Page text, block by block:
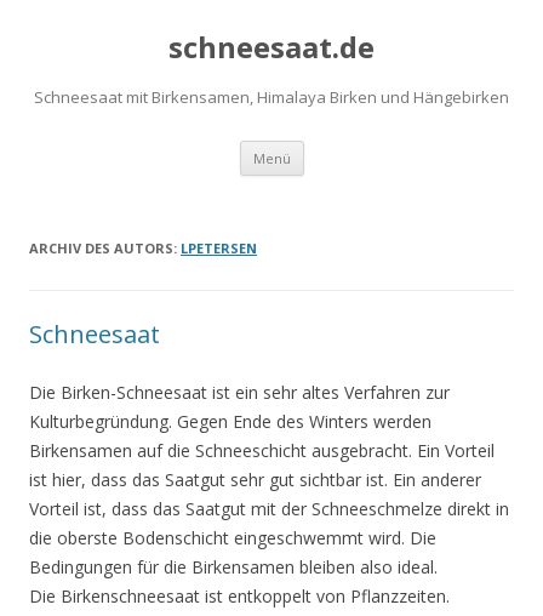
schneesaat.de
Schneesaat mit Birkensamen, Himalaya Birken und Hängebirken
Menü Zum
springen
ARCHIV DES AUTORS: LPETERSEN
Schneesaat
Die Birken-Schneesaat ist ein sehr altes Verfahren zur
Kulturbegründung. Gegen Ende des Winters werden
Birkensamen auf die Schneeschicht ausgebracht. Ein Vorteil
ist hier, dass das Saatgut sehr gut sichtbar ist. Ein anderer
Vorteil ist, dass das Saatgut mit der Schneeschmelze direkt in
die oberste Bodenschicht eingeschwemmt wird. Die
Bedingungen für die Birkensamen bleiben also ideal.
Die Birkenschneesaat ist entkoppelt von Pflanzzeiten.